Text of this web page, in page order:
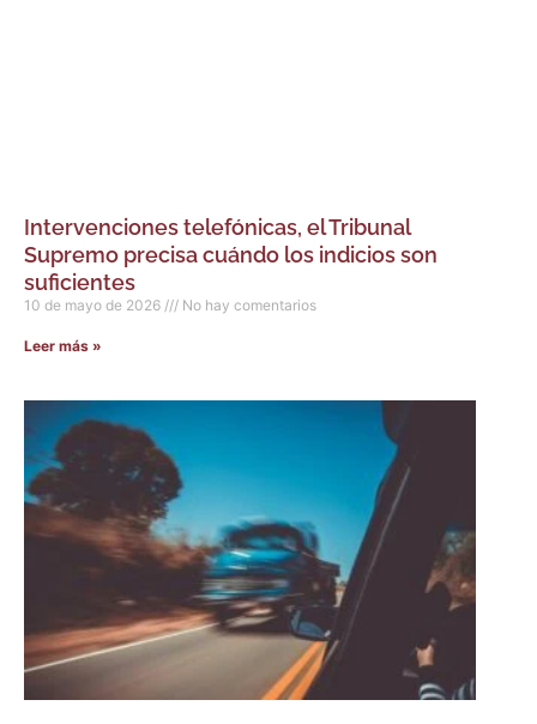
Intervenciones telefónicas, el Tribunal
Supremo precisa cuándo los indicios son
suficientes
10 de mayo de 2026 No hay comentarios
Leer más »